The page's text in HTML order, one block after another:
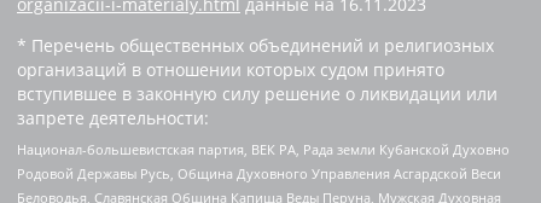
organizacii-i-materialy.html данные на 16.11.2023
* Перечень общественных объединений и религиозных
организаций в отношении которых судом принято
вступившее в законную силу решение о ликвидации или
запрете деятельности:
Национал-большевистская партия, ВЕК РА, Рада земли Кубанской Духовно
Родовой Державы Русь, Община Духовного Управления Асгардской Веси
Беловодья, Славянская Община Капища Веды Перуна, Мужская Духовная